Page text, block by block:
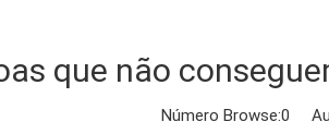
que não
Número Browse:0